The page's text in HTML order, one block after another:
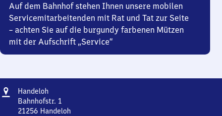
Auf dem Bahnhof stehen Ihnen unsere mobilen
Servicemitarbeitenden mit Rat und Tat zur Seite
– achten Sie auf die burgundy farbenen Mützen
mit der Aufschrift „Service“
Adresse
Handeloh
Bahnhofstr. 1
21256 Handeloh